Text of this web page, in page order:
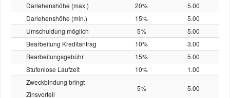
Darlehenshöhe (max.)
20%
5.00
Darlehenshöhe (min.)
15%
5.00
Umschuldung möglich
5%
5.00
Bearbeitung Kreditantrag
10%
3.00
Bearbeitungsgebühr
15%
5.00
Stufenlose Laufzeit
10%
1.00
Zweckbindung bringt
Zinsvorteil
5% 5.00